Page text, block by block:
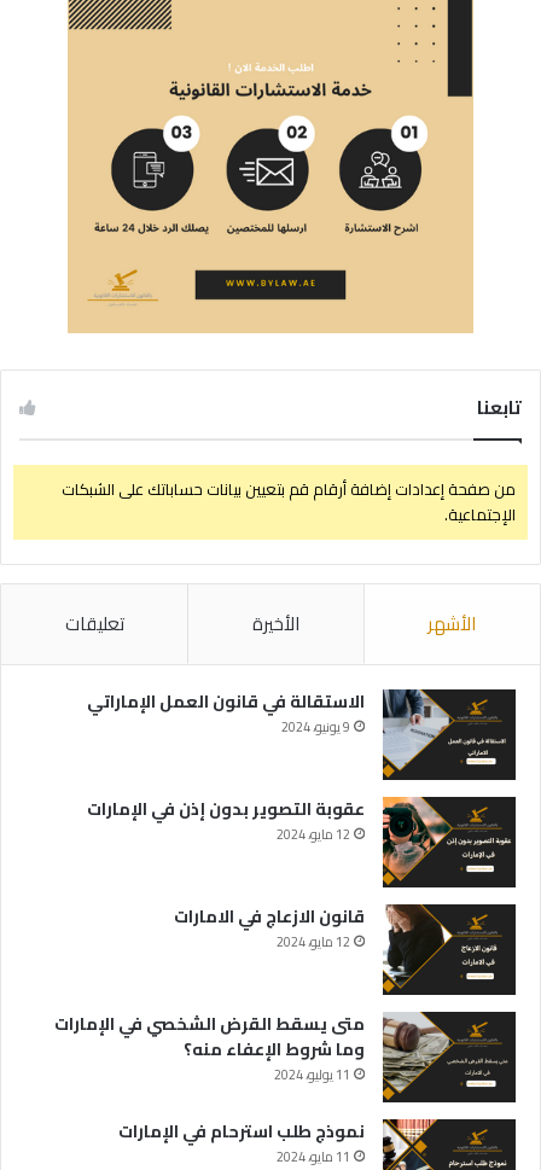
تابعنا
من صفحة إعدادات إضافة أرقام قم بتعيين بيانات حساباتك على الشبكات
الإجتماعية.
الأشهر الأخيرة تعليقات
الاستقالة في قانون العمل الإماراتي
9 يونيو، 2024
عقوبة التصوير بدون إذن في الإمارات
12 مايو، 2024
قانون الازعاج في الامارات
12 مايو، 2024
متى يسقط القرض الشخصي في الإمارات
وما شروط الإعفاء منه؟
11 يوليو، 2024
نموذج طلب استرحام في الإمارات
11 مايو، 2024